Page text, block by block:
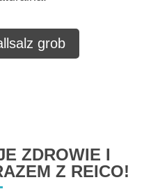
grob
ZDROWIE I
Z REICO!